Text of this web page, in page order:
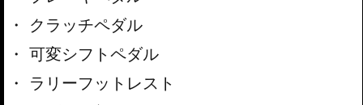
クラッチペダル
可変シフトペダル
ラリーフットレスト